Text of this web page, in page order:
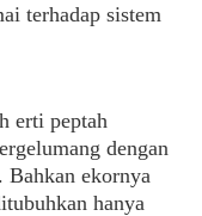
terhadap sistem
erti peptah
dengan
ekornya
hanya